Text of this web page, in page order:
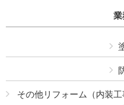
業
その他リフォーム（内装